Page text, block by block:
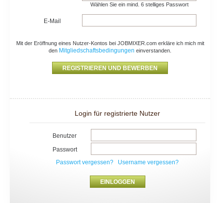
Wählen Sie ein mind. 6 stelliges Passwort
E-Mail
Mit der Eröffnung eines Nutzer-Kontos bei JOBMIXER.com erkläre ich mich mit
den Mitgliedschaftsbedingungen einverstanden.
Login für registrierte Nutzer
Benutzer
Passwort
Passwort vergessen?
Username vergessen?